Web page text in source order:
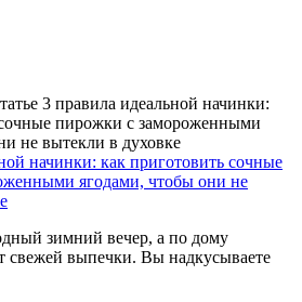
начинки: как приготовить сочные
ягодами, чтобы они не
зимний вечер, а по дому
свежей выпечки. Вы надкусываете